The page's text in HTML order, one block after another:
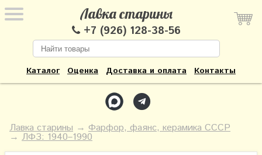
Лавка старины
+7 (926) 128-38-56
Каталог Оценка Доставка и оплата Контакты
Лавка старины → Фарфор, фаянс, керамика СССР
→ ЛФЗ: 1940–1990